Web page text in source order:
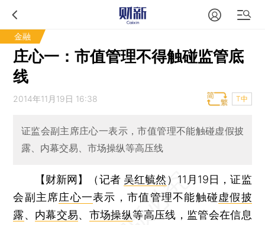
金融
庄心一：市值管理不得触碰监管底
线
2014年11月19日 16:38 T中
证监会副主席庄心一表示，市值管理不能触碰虚假披
露、内幕交易、市场操纵等高压线
【财新网】（记者 吴红毓然 ） 11月19日，证监
会副主席庄心一表示，市值管理不能触碰虚假披
露、 内幕交易、 市场操纵等高压线，监管会在信息